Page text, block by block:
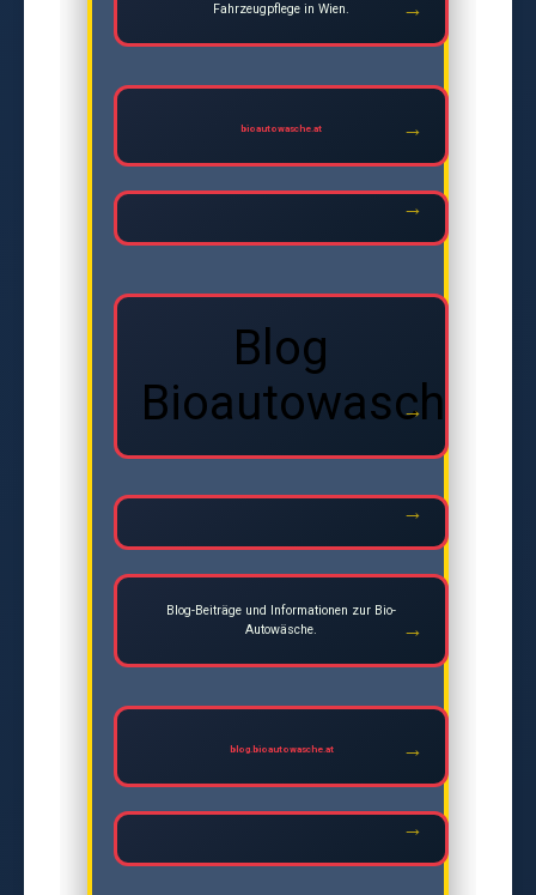
Fahrzeugpflege in Wien.
bioautowasche.at
Blog
Bioautowasche
Blog-Beiträge und Informationen zur Bio-
Autowäsche.
blog.bioautowasche.at